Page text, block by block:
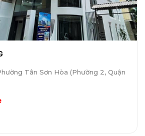
Tân Sơn Hòa (Phường 2, Quận